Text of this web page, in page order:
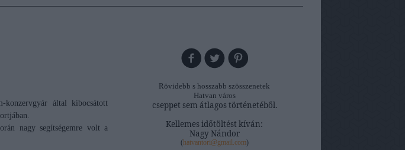
konzervgyár által kibocsátott
nagy segítségemre volt a
Rövidebb s hosszabb szösszenetek
Hatvan város
cseppet sem átlagos történetéből.
Kellemes időtöltést kíván:
Nagy Nándor
( hatvantori@gmail.com)